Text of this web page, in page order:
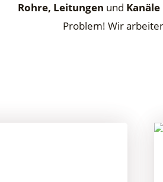
Rohre, Leitungen und Kanäle
Problem! Wir